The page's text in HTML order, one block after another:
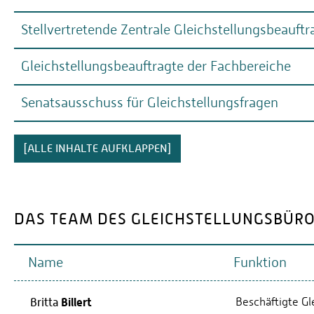
Stellvertretende Zentrale
Prof. Andrea Wandel
0651 8103-417
wandel[@]ar.hochschule-trier[.]de
Manuela Mertes
mertes[@]hochschule-trier[.]de
Gleichstellungsbeauftragte der Fachbereiche
Zur aktuellen Liste der Gleichstellungsbeauftragten der
Senatsausschuss für Gleichstellungsfragen
Zu den Mitgliedern und Aufgaben des
[ALLE INHALTE AUFKLAPPEN]
DAS TEAM DES
Name Funktion
Britta Billert Beschäftigte